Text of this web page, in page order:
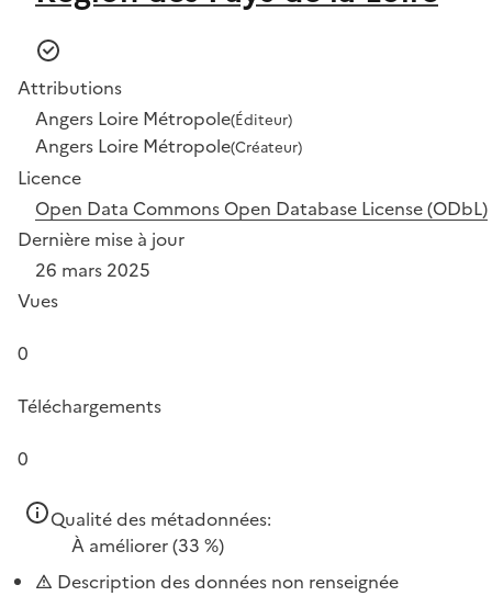
Attributions
Angers Loire Métropole(Éditeur)
Angers Loire Métropole(Créateur)
Licence
Open Data Commons Open Database License (ODbL)
Dernière mise à jour
26 mars 2025
Vues
0
Téléchargements
0
Qualité des métadonnées:
À améliorer(33 %)
Description des données non renseignée